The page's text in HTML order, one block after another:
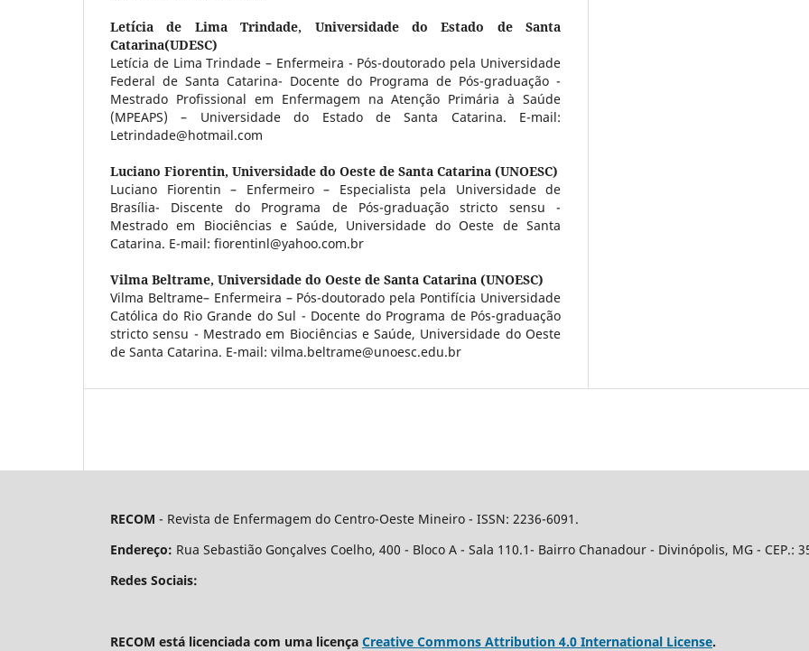
Letícia de Lima Trindade, Universidade do Estado de Santa
Catarina(UDESC)
Letícia de Lima Trindade – Enfermeira - Pós-doutorado pela Universidade
Federal de Santa Catarina- Docente do Programa de Pós-graduação -
Mestrado Profissional em Enfermagem na Atenção Primária à Saúde
(MPEAPS) – Universidade do Estado de Santa Catarina. E-mail:
Letrindade@hotmail.com
Luciano Fiorentin, Universidade do Oeste de Santa Catarina (UNOESC)
Luciano Fiorentin – Enfermeiro – Especialista pela Universidade de
Brasília- Discente do Programa de Pós-graduação stricto sensu -
Mestrado em Biociências e Saúde, Universidade do Oeste de Santa
Catarina. E-mail: fiorentinl@yahoo.com.br
Vilma Beltrame, Universidade do Oeste de Santa Catarina (UNOESC)
Vilma Beltrame– Enfermeira – Pós-doutorado pela Pontifícia Universidade
Católica do Rio Grande do Sul - Docente do Programa de Pós-graduação
stricto sensu - Mestrado em Biociências e Saúde, Universidade do Oeste
de Santa Catarina. E-mail: vilma.beltrame@unoesc.edu.br
RECOM - Revista de Enfermagem do Centro-Oeste Mineiro - ISSN: 2236-6091.
Endereço: Rua Sebastião Gonçalves Coelho, 400 - Bloco A - Sala 110.1- Bairro Chanadour - Divinópolis, MG - CEP.:
Redes Sociais:
RECOM está licenciada com uma licença Creative Commons Attribution 4.0 International License.